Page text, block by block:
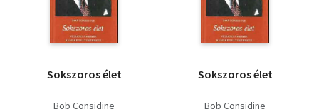
Szótár, nyelvkönyv
Tankönyv, segédkönyv
Társadalomtudomány
Természettudomány
Sokszoros élet
Bob Considine
Sokszoros élet
Bob Considine